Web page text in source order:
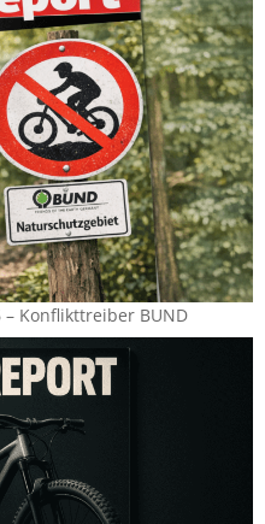
– Konflikttreiber BUND